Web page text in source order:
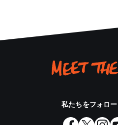
私たちをフォロ